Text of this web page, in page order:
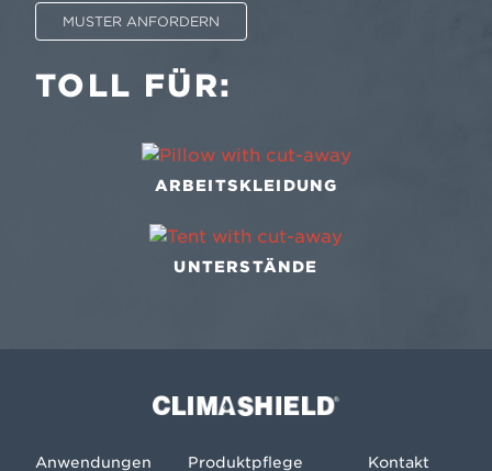
MUSTER ANFORDERN
TOLL FÜR:
ARBEITSKLEIDUNG
UNTERSTÄNDE
Climashield®
Anwendungen Produktpflege Kontakt